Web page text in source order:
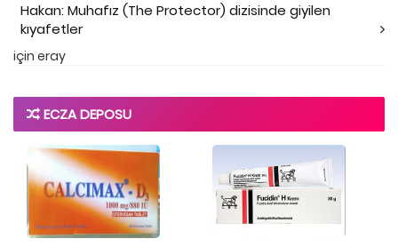
Hakan: Muhafız (The Protector) dizisinde giyilen
kıyafetler
için eray
ECZA DEPOSU